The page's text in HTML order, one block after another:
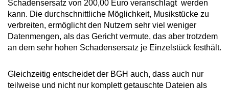
Schadensersatz von 200,00 Euro veranschlagt werden
kann. Die durchschnittliche Möglichkeit, Musikstücke zu
verbreiten, ermöglicht den Nutzern sehr viel weniger
Datenmengen, als das Gericht vermute, das aber trotzdem
an dem sehr hohen Schadensersatz je Einzelstück festhält.
Gleichzeitig entscheidet der BGH auch, dass auch nur
teilweise und nicht nur komplett getauschte Dateien als